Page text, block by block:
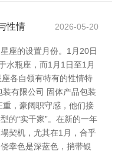
性情 2026-05-20
座的设置月份。1月20日
水瓶座，而1月1日至1月
各自领有特有的性情特
有限公司 固体产品包装
，豪阔职守感，他们接
的“实干家”。在新的一年
契机，尤其在1月，合乎
幸色是深蓝色，捎带银